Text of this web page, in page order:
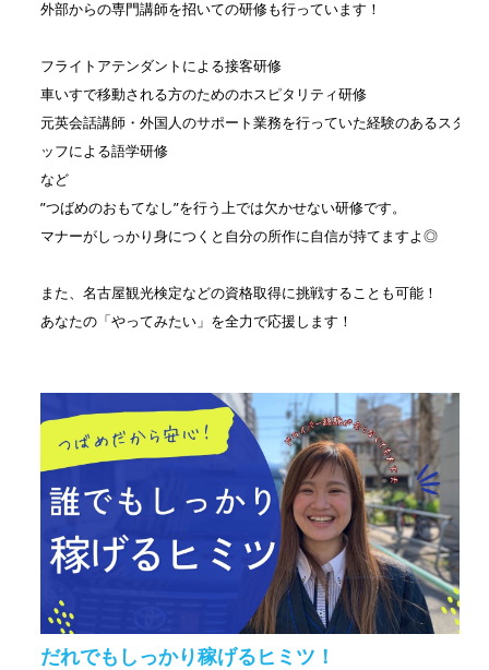
外部からの専門講師を招いての研修も行っています！
フライトアテンダントによる接客研修
車いすで移動される方のためのホスピタリティ研修
元英会話講師・外国人のサポート業務を行っていた経験のあるスタ
ッフによる語学研修
など
”つばめのおもてなし”を行う上では欠かせない研修です。
マナーがしっかり身につくと自分の所作に自信が持てますよ◎
また、名古屋観光検定などの資格取得に挑戦することも可能！
あなたの「やってみたい」を全力で応援します！
だれでもしっかり稼げるヒミツ！